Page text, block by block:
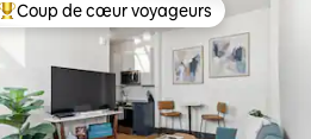
Coups de cœur voyageurs les plus
Coup de cœur voyageurs